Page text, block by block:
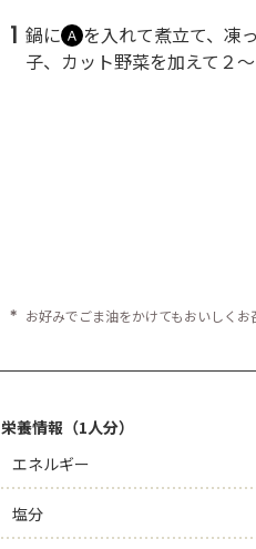
1 鍋に Ａ を入れて煮立て、凍
子、カット野菜を加えて２～
＊ お好みでごま油をかけてもおいしくお
栄養情報（1人分）
エネルギー
塩分